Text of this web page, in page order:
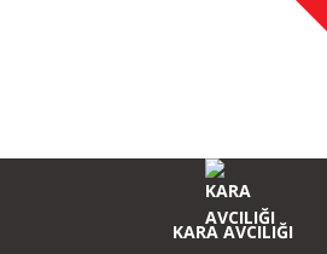
KARA AVCILIĞI